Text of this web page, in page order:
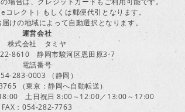
コレクト）もしくは郵便代引となります。
けの地域によって自動選択となります。
運営会社
株式会社 タミヤ
8610 静岡市駿河区恩田原3-7
電話番号
283-0003 （静岡）
（東京：静岡へ自動転送）
土日祝日 8:00～12:00／13:00～17:00
FAX：054-282-7763